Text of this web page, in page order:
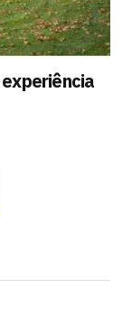
experiência